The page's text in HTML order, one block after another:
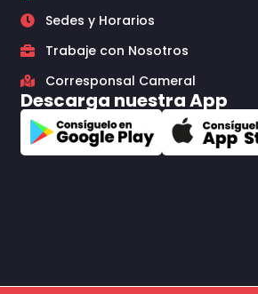
Sedes y Horarios
Trabaje con Nosotros
Corresponsal Cameral
Descarga nuestra App